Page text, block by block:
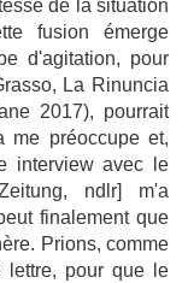
de la situation
fusion émerge
d'agitation, pour
La Rinuncia
2017), pourrait
me préoccupe et,
interview avec le
ndlr] m'a
finalement que
Prions, comme
pour que le